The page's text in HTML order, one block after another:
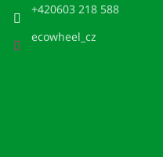
+420603 218 588
ecowheel_cz